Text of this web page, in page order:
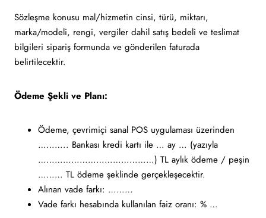
Sözleşme konusu mal/hizmetin cinsi, türü, miktarı,
marka/modeli, rengi, vergiler dahil satış bedeli ve teslimat
bilgileri sipariş formunda ve gönderilen faturada
belirtilecektir.
Ödeme Şekli ve Planı:
Ödeme, çevrimiçi sanal POS uygulaması üzerinden
……….. Bankası kredi kartı ile … ay … (yazıyla
……………………………………) TL aylık ödeme / peşin
……… TL ödeme şeklinde gerçekleşecektir.
Alınan vade farkı: ………
Vade farkı hesabında kullanılan faiz oranı: % …